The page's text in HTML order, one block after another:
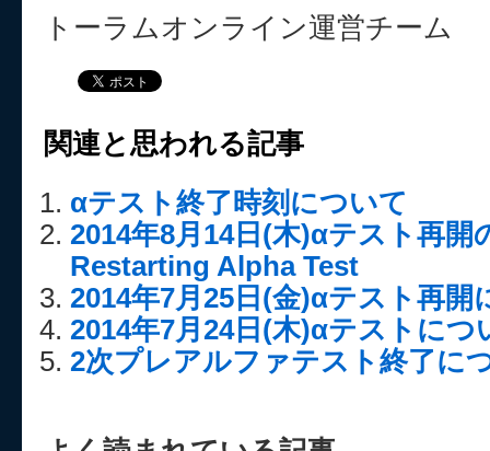
トーラムオンライン運営チーム
関連と思われる記事
αテスト終了時刻について
2014年8月14日(木)αテスト再開
Restarting Alpha Test
2014年7月25日(金)αテスト再開
2014年7月24日(木)αテストにつ
2次プレアルファテスト終了に